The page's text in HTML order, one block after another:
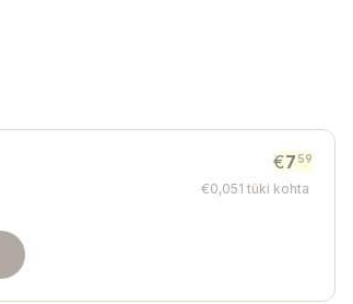
€7 59
€0,051 tüki kohta